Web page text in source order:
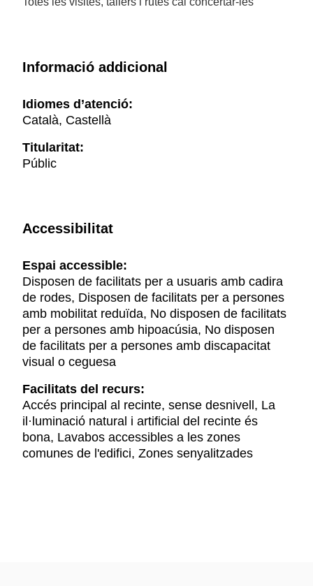
Informació addicional
Idiomes d’atenció:
Català, Castellà
Titularitat:
Públic
Accessibilitat
Espai accessible:
Disposen de facilitats per a usuaris amb cadira
de rodes, Disposen de facilitats per a persones
amb mobilitat reduïda, No disposen de facilitats
per a persones amb hipoacúsia, No disposen
de facilitats per a persones amb discapacitat
visual o ceguesa
Facilitats del recurs:
Accés principal al recinte, sense desnivell, La
il·luminació natural i artificial del recinte és
bona, Lavabos accessibles a les zones
comunes de l'edifici, Zones senyalitzades